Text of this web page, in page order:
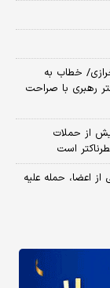
خطاب به
رهبری با صراحت
از حملات
است
اعضا، حمله علیه